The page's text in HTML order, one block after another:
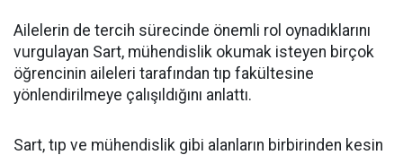
Ailelerin de tercih sürecinde önemli rol oynadıklarını
vurgulayan Sart, mühendislik okumak isteyen birçok
öğrencinin aileleri tarafından tıp fakültesine
yönlendirilmeye çalışıldığını anlattı.
Sart, tıp ve mühendislik gibi alanların birbirinden kesin